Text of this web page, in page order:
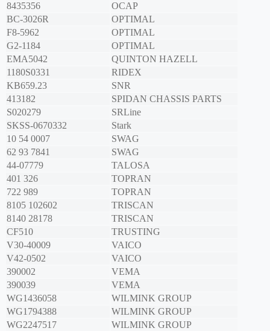
8435356
OCAP
BC-3026R
OPTIMAL
F8-5962
OPTIMAL
G2-1184
OPTIMAL
EMA5042
QUINTON HAZELL
1180S0331
RIDEX
KB659.23
SNR
413182
SPIDAN CHASSIS PARTS
S020279
SRLine
SKSS-0670332
Stark
10 54 0007
SWAG
62 93 7841
SWAG
44-07779
TALOSA
401 326
TOPRAN
722 989
TOPRAN
8105 102602
TRISCAN
8140 28178
TRISCAN
CF510
TRUSTING
V30-40009
VAICO
V42-0502
VAICO
390002
VEMA
390039
VEMA
WG1436058
WILMINK GROUP
WG1794388
WILMINK GROUP
WG2247517
WILMINK GROUP